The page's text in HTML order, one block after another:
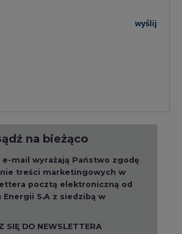
wyślij
na bieżąco
e-mail wyrażają Państwo zgodę
treści marketingowych w
pocztą elektroniczną od
Energii S.A z siedzibą w
SIĘ DO NEWSLETTERA